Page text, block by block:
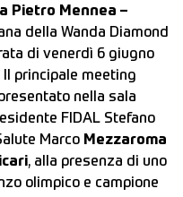
Pietro Mennea –
della Wanda Diamond
di venerdì 6 giugno
Il principale meeting
nella sala
FIDAL Stefano
Marco Mezzaroma
, alla presenza di uno
olimpico e campione